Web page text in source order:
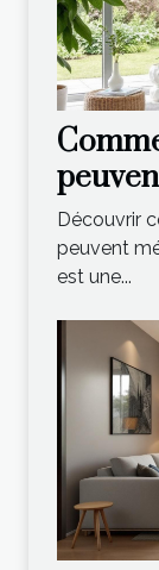
Découvrir
peuvent
est une...